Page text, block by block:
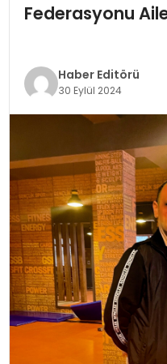
SIYASET
EĞITIM
SPOR
YAŞAM
Federasyonu
Haber Editörü
30 Eylül 2024